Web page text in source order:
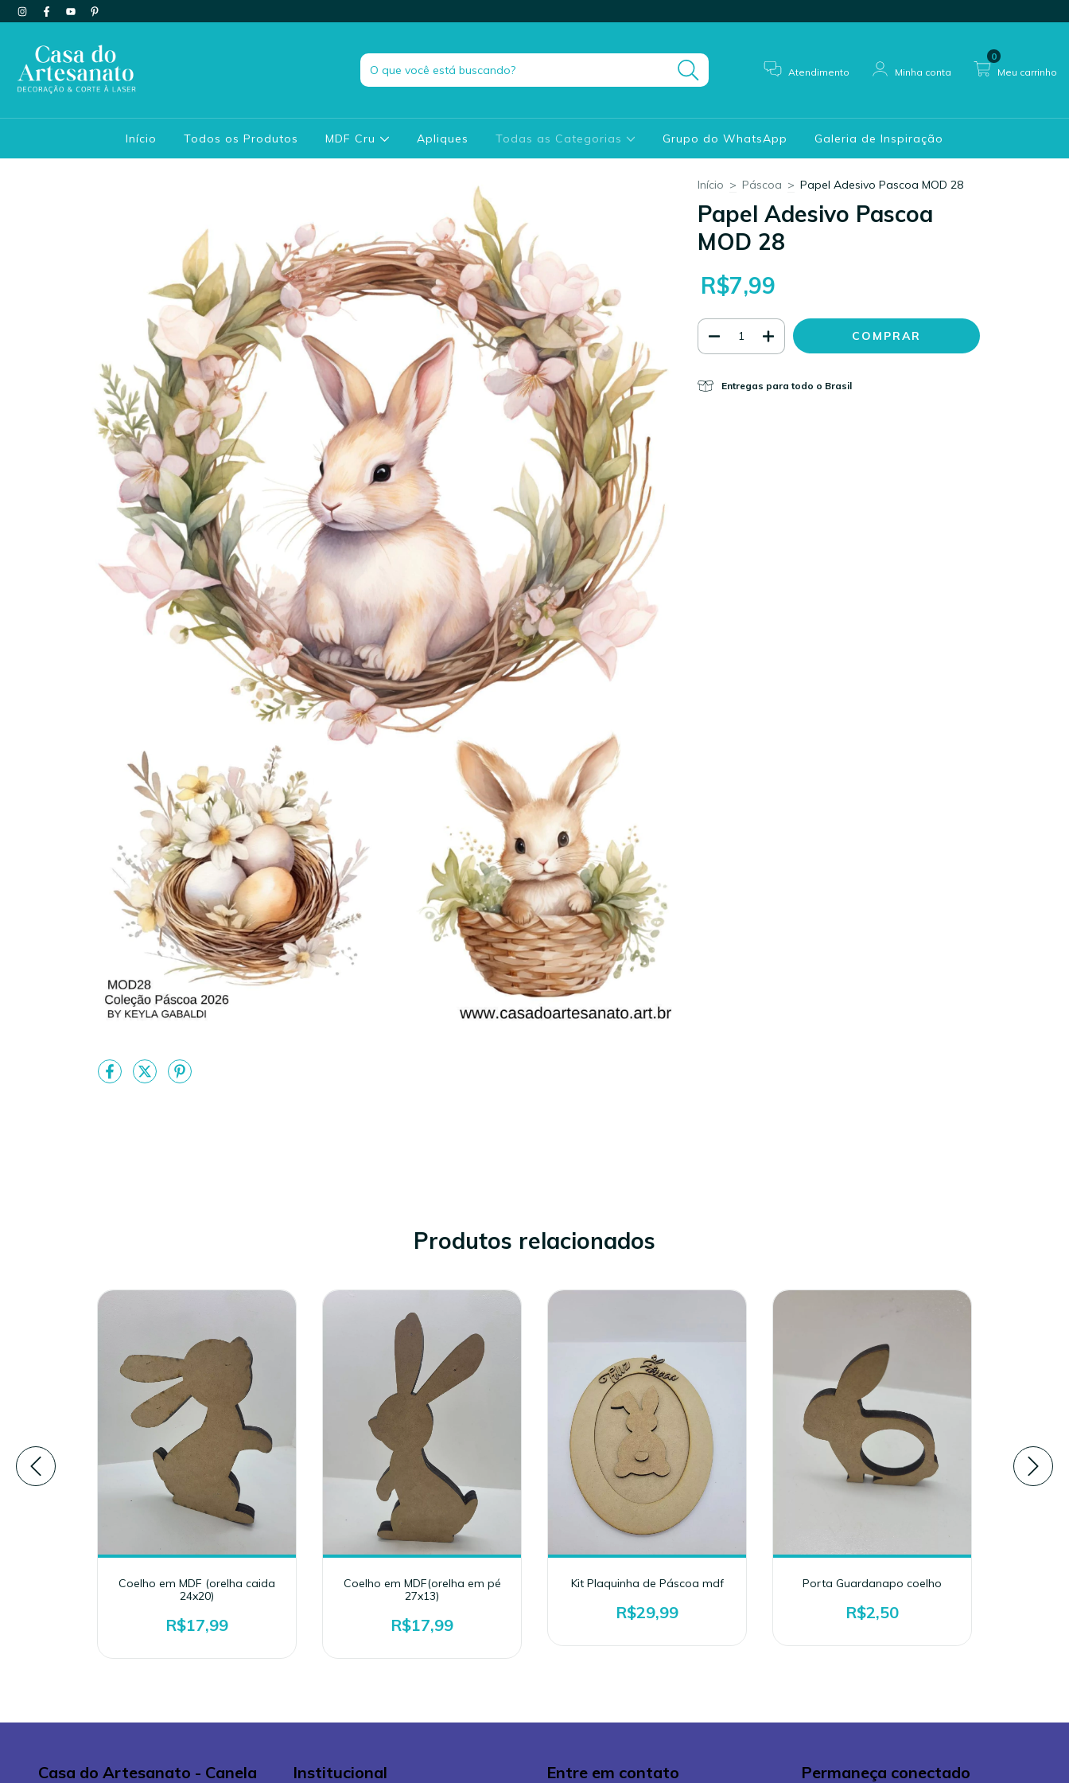
Atendimento Minha conta Meu carrinho
0
Início Todos os Produtos MDF Cru Apliques Todas as Categorias Grupo do WhatsApp Galeria de Inspiração
Início > Páscoa > Papel Adesivo Pascoa MOD 28
Papel Adesivo Pascoa
MOD 28
R$7,99
Entregas para todo o Brasil
Produtos relacionados
Coelho em MDF (orelha caida
24x20)
R$17,99
Coelho em MDF(orelha em pé
27x13)
R$17,99
Kit Plaquinha de Páscoa mdf
R$29,99
Porta Guardanapo coelho
R$2,50
Casa do Artesanato - Canela
Institucional Entre em contato Permaneça conectado